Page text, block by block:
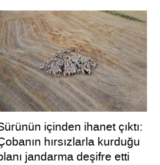
içinden ihanet çıktı:
hırsızlarla kurduğu
jandarma deşifre etti